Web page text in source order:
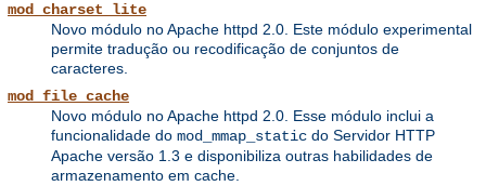
mod_charset_lite
Novo módulo no Apache httpd 2.0. Este módulo experimental
permite tradução ou recodificação de conjuntos de
caracteres.
mod_file_cache
Novo módulo no Apache httpd 2.0. Esse módulo inclui a
funcionalidade do mod_mmap_static do Servidor HTTP
Apache versão 1.3 e disponibiliza outras habilidades de
armazenamento em cache.